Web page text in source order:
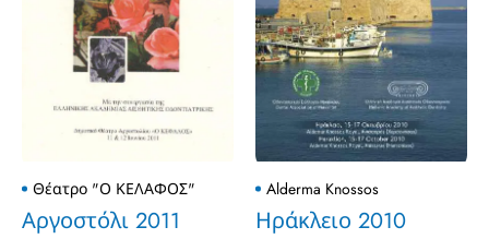
Θέατρο "Ο ΚΕΛΑΦΟΣ"
Αργοστόλι 2011
Alderma Knossos
Ηράκλειο 2010